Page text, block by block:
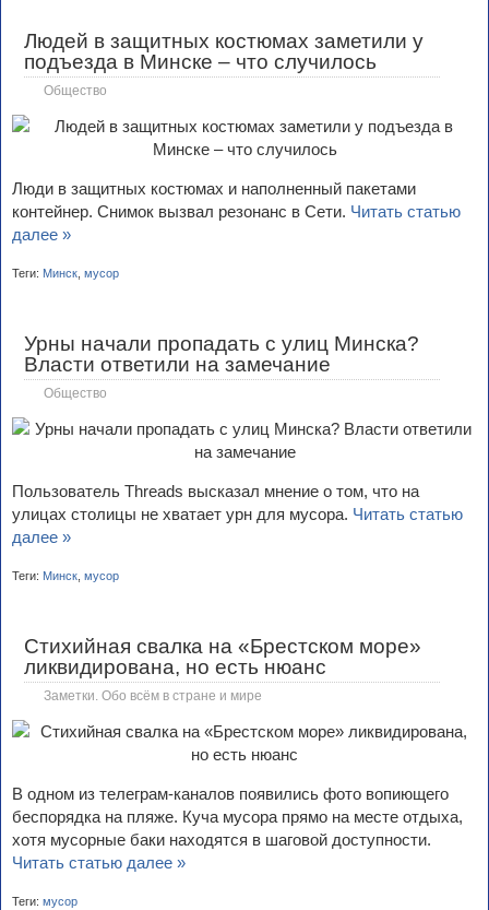
Людей в защитных костюмах заметили у
подъезда в Минске – что случилось
Общество
Люди в защитных костюмах и наполненный пакетами
контейнер. Снимок вызвал резонанс в Сети. Читать статью
далее »
Теги: Минск мусор
Урны начали пропадать с улиц Минска?
Власти ответили на замечание
Общество
Пользователь Threads высказал мнение о том, что на
улицах столицы не хватает урн для мусора. Читать статью
далее »
Теги: Минск мусор
Стихийная свалка на «Брестском море»
ликвидирована, но есть нюанс
Заметки. Обо всём в стране и мире
В одном из телеграм-каналов появились фото вопиющего
беспорядка на пляже. Куча мусора прямо на месте отдыха,
хотя мусорные баки находятся в шаговой доступности.
Читать статью далее »
Теги: мусор